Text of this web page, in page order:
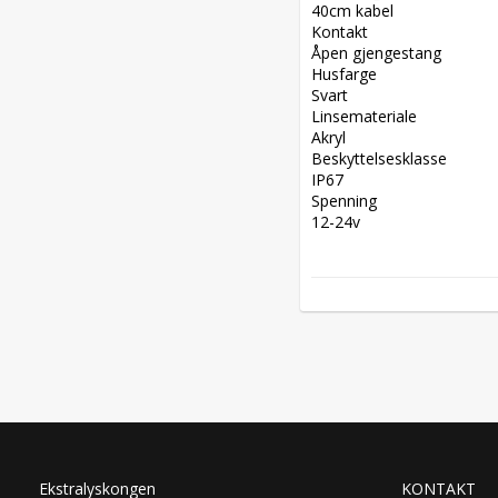
40cm kabel
Kontakt
Åpen gjengestang
Husfarge
Svart
Linsemateriale
Akryl
Beskyttelsesklasse
IP67
Spenning
12-24v
Ekstralyskongen KONTAKT